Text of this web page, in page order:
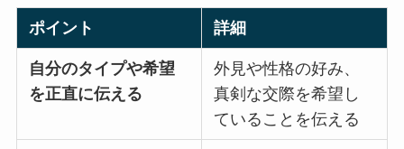
ポイント 詳細
自分のタイプや希望
を正直に伝える
外見や性格の好み、
真剣な交際を希望し
ていることを伝える